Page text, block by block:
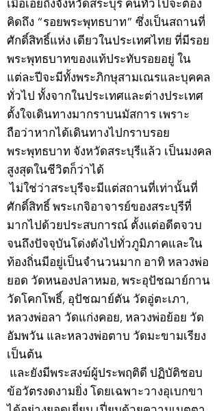
เมื่อเอ่ยถึงจังหวัดสระบุรี คนทั่วไปจะต้อง
คิดถึง “รอยพระพุทธบาท” ซึ่งเป็นสถานที่
ศักดิ์สิทธิ์แห่ง เดียวในประเทศไทย ที่มีรอย
พระพุทธบาทของแท้ประทับรอยอยู่ ใน
แต่ละปีจะมีทั้งพระภิกษุสามเณรและบุคคล
ทั่วไป ทั้งจากในประเทศและต่างประเทศ
ตั้งใจเดินทางมากราบนมัสการ เพราะ
ถือว่าหากได้เดินทางไปกราบรอย
พระพุทธบาท จังหวัดสระบุรีแล้ว เป็นมงคล
สูงสุดในชีวิตก็ว่าได้
ไม่ใช่ว่าสระบุรีจะมีแต่สถานที่เท่านั้นที่
ศักดิ์สิทธิ์ พระเกจิอาจารย์ของสระบุรีที่
มากไปด้วยประสบการณ์ ตั้งแต่อดีตจวบ
จนถึงปัจจุบันโด่งดังไปทั่วภูมิภาคและใน
ท้องถิ่นมีอยู่เป็นจำนวนมาก อาทิ หลวงพ่อ
ยอด วัดหนองปลาหมอ, พระอุปัชฌาย์กาน
วัดโคกโพธิ์, อุปัชฌาย์ตัน วัดอู่ตะเภา,
หลวงพ่อลา วัดแก่งคอย, หลวงพ่อย้อย วัด
อัมพวัน และหลวงพ่อตาบ วัดมะขามเรียง
เป็นต้น
และยังมีพระสงฆ์ผู้ประพฤติดี ปฏิบัติชอบ
ข้อวัตรงดงามยิ่ง โดยเฉพาะวางอุเบกขา